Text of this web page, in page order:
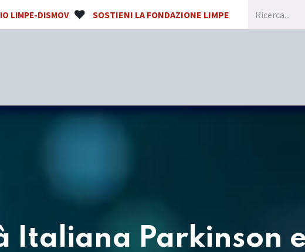
LIMPE-DISMOV SOSTIENI LA FONDAZIONE LIMPE
Italiana Parkinson